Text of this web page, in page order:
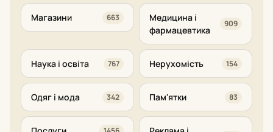
Магазини 663
Медицина і
фармацевтика
909
Наука і освіта 767 Нерухомість 154
Одяг і мода 342 Пам'ятки 83